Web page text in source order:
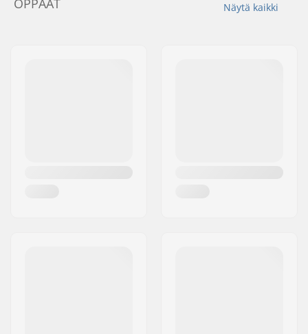
Näytä kaikki
OPPAAT